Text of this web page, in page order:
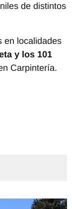
de distintos
en localidades
y los 101
Carpintería.